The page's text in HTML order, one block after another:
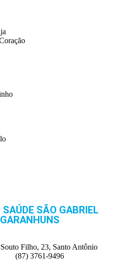
SÃO GABRIEL
GARANHUNS
Souto Filho, 23, Santo Antônio
(87) 3761-9496